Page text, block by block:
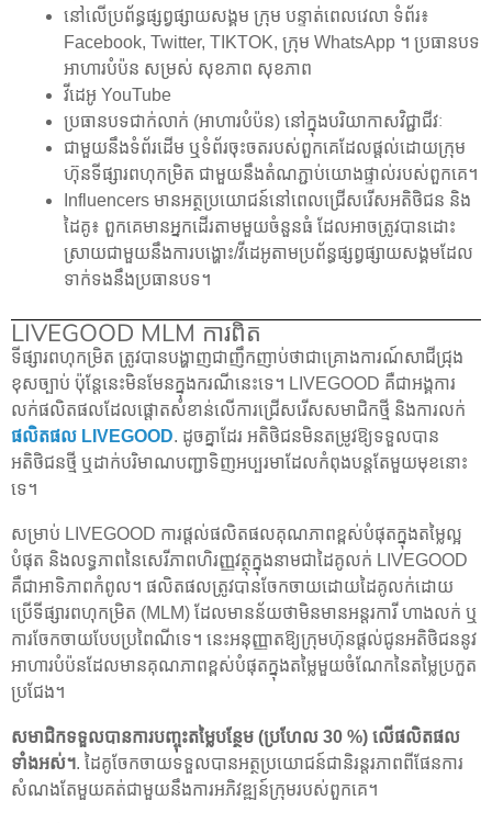
នៅលើប្រព័ន្ធផ្សព្វផ្សាយសង្គម ក្រុម បន្ទាត់ពេលវេលា ទំព័រ៖
Facebook, Twitter, TIKTOK, ក្រុម WhatsApp ។ ប្រធានបទ
អាហារបំប៉ន សម្រស់ សុខភាព សុខភាព
វីដេអូ YouTube
ប្រធានបទជាក់លាក់ (អាហារបំប៉ន) នៅក្នុងបរិយាកាសវិជ្ជាជីវៈ
ជាមួយនឹងទំព័រដើម ឬទំព័រចុះចតរបស់ពួកគេដែលផ្តល់ដោយក្រុម
ហ៊ុនទីផ្សារពហុកម្រិត ជាមួយនឹងតំណភ្ជាប់យោងផ្ទាល់របស់ពួកគេ។
Influencers មានអត្ថប្រយោជន៍នៅពេលជ្រើសរើសអតិថិជន និង
ដៃគូ៖ ពួកគេមានអ្នកដើរតាមមួយចំនួនធំ ដែលអាចត្រូវបានដោះ
ស្រាយជាមួយនឹងការបង្ហោះ/វីដេអូតាមប្រព័ន្ធផ្សព្វផ្សាយសង្គមដែល
ទាក់ទងនឹងប្រធានបទ។
LIVEGOOD MLM ការពិត
ទីផ្សារពហុកម្រិត ត្រូវបានបង្ហាញជាញឹកញាប់ថាជាគ្រោងការណ៍សាជីជ្រុង
ខុសច្បាប់ ប៉ុន្តែនេះមិនមែនក្នុងករណីនេះទេ។ LIVEGOOD គឺជាអង្គការ
លក់ផលិតផលដែលផ្តោតសំខាន់លើការជ្រើសរើសសមាជិកថ្មី និងការលក់
ផលិតផល LIVEGOOD. ដូចគ្នាដែរ អតិថិជនមិនតម្រូវឱ្យទទួលបាន
អតិថិជនថ្មី ឬដាក់បរិមាណបញ្ជាទិញអប្បរមាដែលកំពុងបន្តតែមួយមុខនោះ
ទេ។
សម្រាប់ LIVEGOOD ការផ្តល់ផលិតផលគុណភាពខ្ពស់បំផុតក្នុងតម្លៃល្អ
បំផុត និងលទ្ធភាពនៃសេរីភាពហិរញ្ញវត្ថុក្នុងនាមជាដៃគូលក់ LIVEGOOD
គឺជាអាទិភាពកំពូល។ ផលិតផលត្រូវបានចែកចាយដោយដៃគូលក់ដោយ
ប្រើទីផ្សារពហុកម្រិត (MLM) ដែលមានន័យថាមិនមានអន្តរការី ហាងលក់ ឬ
ការចែកចាយបែបប្រពៃណីទេ។ នេះអនុញ្ញាតឱ្យក្រុមហ៊ុនផ្តល់ជូនអតិថិជននូវ
អាហារបំប៉នដែលមានគុណភាពខ្ពស់បំផុតក្នុងតម្លៃមួយចំណែកនៃតម្លៃប្រកួត
ប្រជែង។
សមាជិកទទួលបានការបញ្ចុះតម្លៃបន្ថែម (ប្រហែល 30 %) លើផលិតផល
ទាំងអស់។. ដៃគូចែកចាយទទួលបានអត្ថប្រយោជន៍ជានិរន្តរភាពពីផែនការ
សំណងតែមួយគត់ជាមួយនឹងការអភិវឌ្ឍន៍ក្រុមរបស់ពួកគេ។